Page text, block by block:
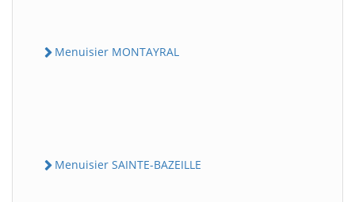
Menuisier MONTAYRAL
Menuisier SAINTE-BAZEILLE